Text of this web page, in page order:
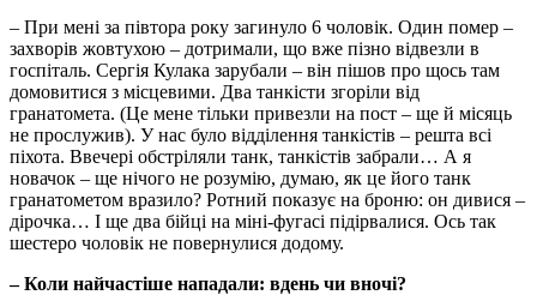
– При мені за півтора року загинуло 6 чоловік. Один помер –
захворів жовтухою – дотримали, що вже пізно відвезли в
госпіталь. Сергія Кулака зарубали – він пішов про щось там
домовитися з місцевими. Два танкісти згоріли від
гранатомета. (Це мене тільки привезли на пост – ще й місяць
не прослужив). У нас було відділення танкістів – решта всі
піхота. Ввечері обстріляли танк, танкістів забрали… А я
новачок – ще нічого не розумію, думаю, як це його танк
гранатометом вразило? Ротний показує на броню: он дивися –
дірочка… І ще два бійці на міні-фугасі підірвалися. Ось так
шестеро чоловік не повернулися додому.
– Коли найчастіше нападали: вдень чи вночі?